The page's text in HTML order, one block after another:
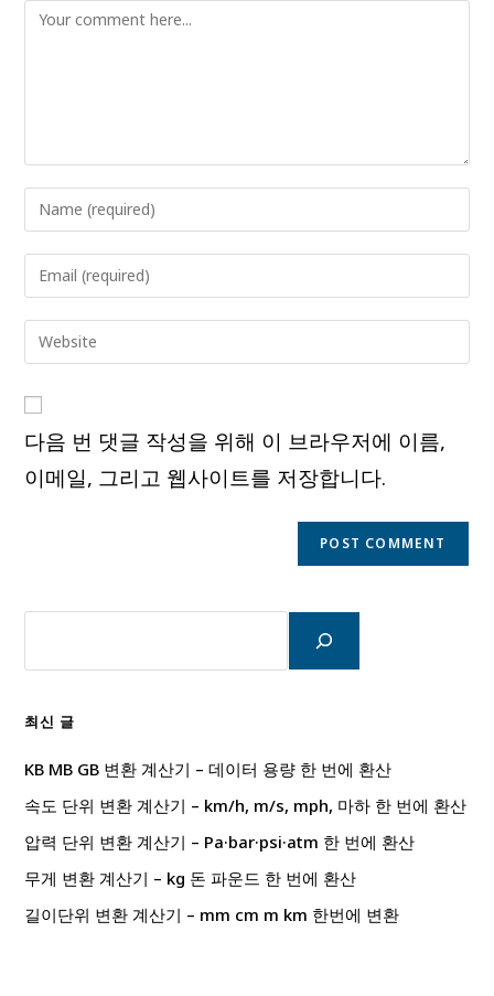
Comment
Enter
your
name
to
comment
Enter
your
email
address
comment
Enter
your
URL
(optional)
다음 번 댓글 작성을 위해 이 브라우저에 이름,
이메일, 그리고 웹사이트를 저장합니다.
최신 글
KB MB GB 변환 계산기 – 데이터 용량 한 번에 환산
속도 단위 변환 계산기 – km/h, m/s, mph, 마하 한 번에 환산
압력 단위 변환 계산기 – Pa·bar·psi·atm 한 번에 환산
무게 변환 계산기 – kg 돈 파운드 한 번에 환산
길이단위 변환 계산기 – mm cm m km 한번에 변환